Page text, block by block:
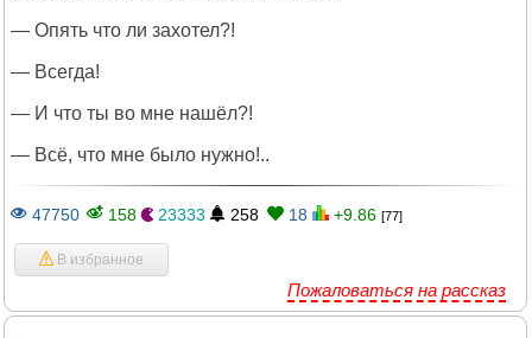
— Опять что ли захотел?!
— Всегда!
— И что ты во мне нашёл?!
— Всё, что мне было нужно!..
47750 158 23333 258 18 +9.86 [77]
В избранное
Пожаловаться на рассказ